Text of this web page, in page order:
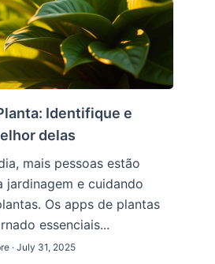
Identifique e
delas
mais pessoas estão
jardinagem e cuidando
Os apps de plantas
essenciais...
· July 31, 2025